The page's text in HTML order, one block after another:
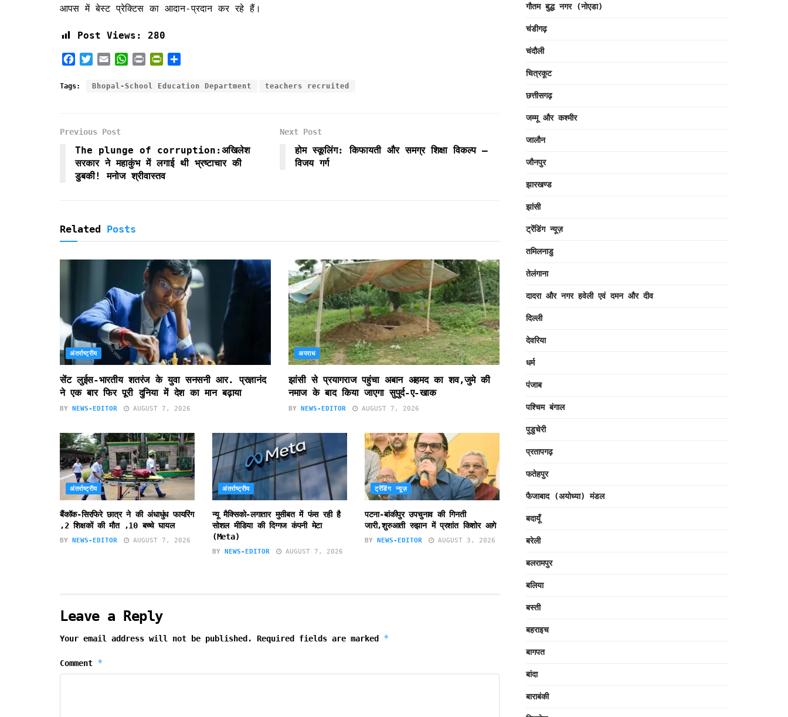
आपस में बेस्ट प्रेक्टिस का आदान-प्रदान कर रहे हैं।
Post Views: 280
c
o
k
i
r
a
a
p
i
i
i
e
n
a
Tags: Bhopal-School Education Department teachers recruited
Previous Post
The plunge of corruption:अखिलेश
सरकार ने महाकुंभ में लगाई थी भ्रष्‍टाचार की
डुबकी! मनोज श्रीवास्तव
Next Post
होम स्कूलिंग: किफायती और समग्र शिक्षा विकल्प –
विजय गर्ग
Related Posts
अंतर्राष्ट्रीय
सेंट लुईस-भारतीय शतरंज के युवा सनसनी आर. प्रज्ञानंद
ने एक बार फिर पूरी दुनिया में देश का मान बढ़ाया
BY NEWS-EDITOR AUGUST 7, 2026
अपराध
झांसी से प्रयागराज पहुंचा अबान अहमद का शव,जुमे की
नमाज के बाद किया जाएगा सुपुर्द-ए-खाक
BY NEWS-EDITOR AUGUST 7, 2026
अंतर्राष्ट्रीय
बैंकॉक-सिरफिरे छात्र ने की अंधाधुंध फायरिंग
,2 शिक्षकों की मौत ,10 बच्चे घायल
BY NEWS-EDITOR AUGUST 7, 2026
अंतर्राष्ट्रीय
न्यू मैक्सिको-लगातार मुसीबत में फंस रही है
सोशल मीडिया की दिग्गज कंपनी मेटा
(Meta)
BY NEWS-EDITOR AUGUST 7, 2026
ट्रेंडिंग न्यूज़
पटना-बांकीपुर उपचुनाव की गिनती
जारी,शुरुआती रुझान में प्रशांत किशोर आगे
BY NEWS-EDITOR AUGUST 3, 2026
Leave a Reply
Your email address will not be published. Required fields are marked *
Comment *
गौतम बुद्ध नगर (नोएडा)
चंडीगढ़
चंदौली
चित्रकूट
छत्तीसगढ़
जम्मू और कश्मीर
जालौन
जौनपुर
झारखण्ड
झांसी
ट्रेंडिंग न्यूज़
तमिलनाडु
तेलंगाना
दादरा और नगर हवेली एवं दमन और दीव
दिल्ली
देवरिया
धर्म
पंजाब
पश्चिम बंगाल
पुडुचेरी
प्रतापगढ़
फतेहपुर
फैजाबाद (अयोध्या) मंडल
बदायूँ
बरेली
बलरामपुर
बलिया
बस्ती
बहराइच
बागपत
बांदा
बाराबंकी